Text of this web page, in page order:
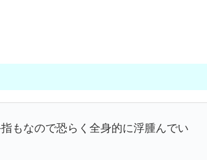
もなので恐らく全身的に浮腫んでい